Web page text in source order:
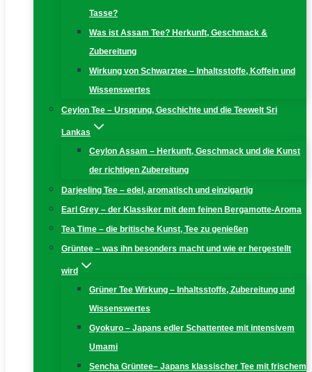
Tasse?
Was ist Assam Tee? Herkunft, Geschmack &
Zubereitung
Wirkung von Schwarztee – Inhaltsstoffe, Koffein und
Wissenswertes
Ceylon Tee – Ursprung, Geschichte und die Teewelt Sri
Lankas
Ceylon Assam – Herkunft, Geschmack und die Kunst
der richtigen Zubereitung
Darjeeling Tee – edel, aromatisch und einzigartig
Earl Grey – der Klassiker mit dem feinen Bergamotte-Aroma
Tea Time – die britische Kunst, Tee zu genießen
Grüntee – was ihn besonders macht und wie er hergestellt
wird
Grüner Tee Wirkung – Inhaltsstoffe, Zubereitung und
Wissenswertes
Gyokuro – Japans edler Schattentee mit intensivem
Umami
Sencha Grüntee– Japans klassischer Tee mit frischem